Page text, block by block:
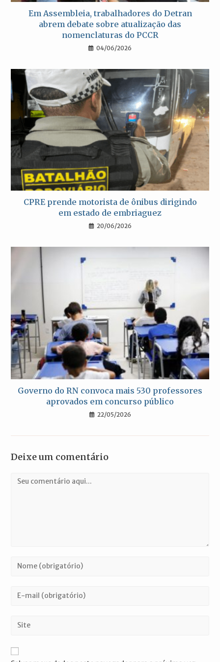
Em Assembleia, trabalhadores do Detran
abrem debate sobre atualização das
nomenclaturas do PCCR
04/06/2026
CPRE prende motorista de ônibus dirigindo
em estado de embriaguez
20/06/2026
Governo do RN convoca mais 530 professores
aprovados em concurso público
22/05/2026
Deixe um comentário
Comentário
Digite
ou
de
para
Digite
de
mail
Digite
URL
do